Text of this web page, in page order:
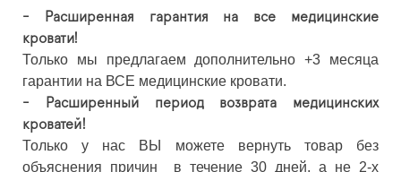
- Расширенная гарантия на все медицинские
кровати!
Только мы предлагаем дополнительно +3 месяца
гарантии на ВСЕ медицинские кровати.
- Расширенный период возврата медицинских
кроватей!
Только у нас ВЫ можете вернуть товар без
объяснения причин в течение 30 дней, а не 2-х